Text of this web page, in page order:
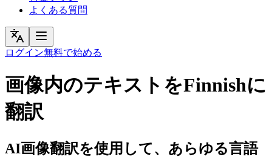
よくある質問
ログイン無料で始める
画像内のテキストをFinnishに
翻訳
AI画像翻訳を使用して、あらゆる言語